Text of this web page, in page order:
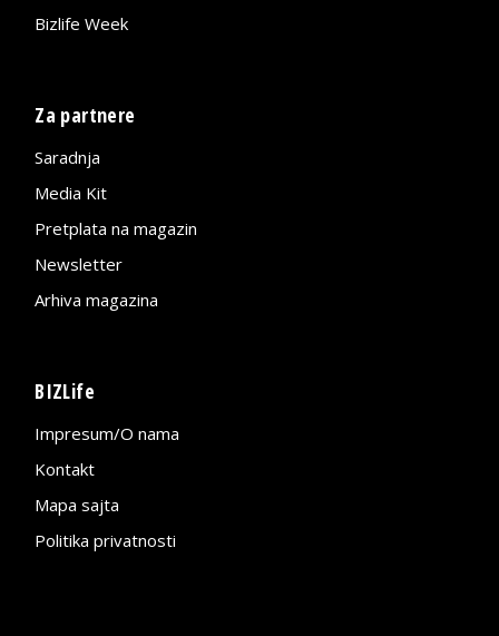
Bizlife Week
Za partnere
Saradnja
Media Kit
Pretplata na magazin
Newsletter
Arhiva magazina
BIZLife
Impresum/O nama
Kontakt
Mapa sajta
Politika privatnosti